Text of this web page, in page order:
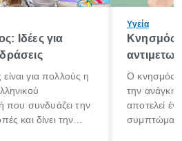
Ιδέες για
για πολλούς η
που συνδυάζει την
και δίνει την
Υγεία
Κνησμός:
Ο κνησμός
την ανάγκη
αποτελεί